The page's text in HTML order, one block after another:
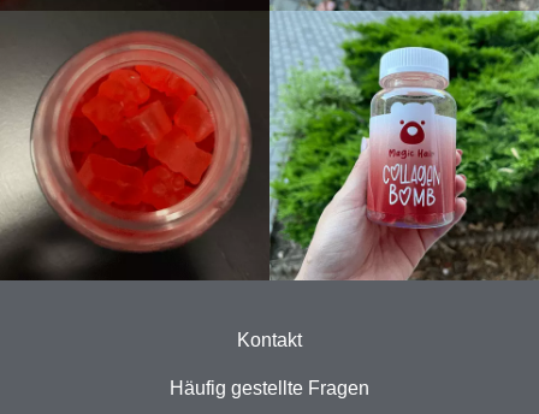
Kontakt
Häufig gestellte Fragen